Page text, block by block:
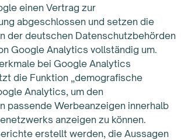
einen Vertrag zur
abgeschlossen und setzen die
der deutschen Datenschutzbehörden
Google Analytics vollständig um.
bei Google Analytics
die Funktion „demografische
Analytics, um den
passende Werbeanzeigen innerhalb
anzeigen zu können.
erstellt werden, die Aussagen